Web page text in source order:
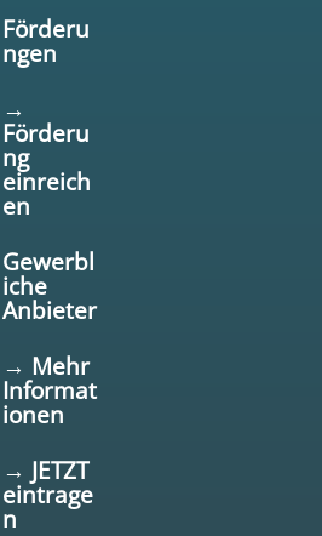
Förderu
ngen
→
Förderu
ng
einreich
en
Gewerbl
iche
Anbieter
→ Mehr
Informat
ionen
→ JETZT
eintrage
n